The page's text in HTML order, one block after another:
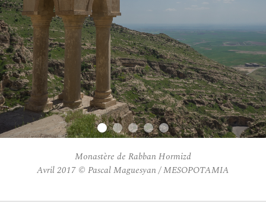
Monastère de Rabban Hormizd
Avril 2017 © Pascal Maguesyan / MESOPOTAMIA